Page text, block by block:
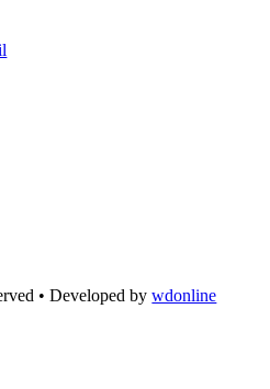
• Developed bywdonline